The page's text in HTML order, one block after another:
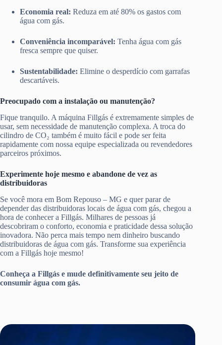
Economia real: Reduza em até 80% os gastos com
água com gás.
Conveniência incomparável: Tenha água com gás
fresca sempre que quiser.
Sustentabilidade: Elimine o desperdício com garrafas
descartáveis.
Preocupado com a instalação ou manutenção?
Fique tranquilo. A máquina Fillgás é extremamente simples de
usar, sem necessidade de manutenção complexa. A troca do
cilindro de CO₂ também é muito fácil e pode ser feita
rapidamente com nossa equipe especializada ou revendedores
parceiros próximos.
Experimente hoje mesmo e abandone de vez as
distribuidoras
Se você mora em Bom Repouso – MG e quer parar de
depender das distribuidoras locais de água com gás, chegou a
hora de conhecer a Fillgás. Milhares de pessoas já
descobriram o conforto, economia e praticidade dessa solução
inovadora. Não perca mais tempo nem dinheiro buscando
distribuidoras de água com gás. Transforme sua experiência
com a Fillgás hoje mesmo!
Conheça a Fillgás e mude definitivamente seu jeito de
consumir água com gás.